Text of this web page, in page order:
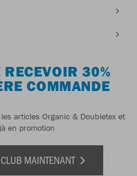
RECEVOIR 30%
COMMANDE
articles Organic & Doubletex et
en promotion
MAINTENANT